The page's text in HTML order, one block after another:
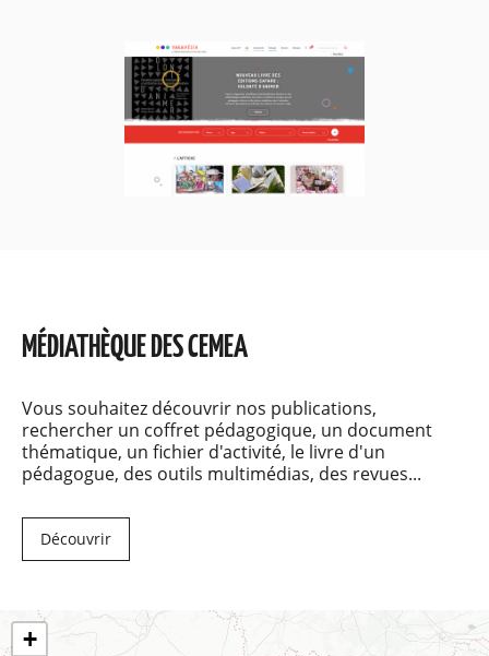
MÉDIATHÈQUE DES CEMEA
Vous souhaitez découvrir nos publications,
rechercher un coffret pédagogique, un document
thématique, un fichier d'activité, le livre d'un
pédagogue, des outils multimédias, des revues...
Découvrir
+